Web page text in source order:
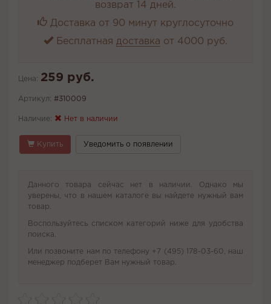
возврат 14 дней.
Доставка от 90 минут круглосуточно
Бесплатная доставка от 4000 руб.
Цена: 259 руб.
Артикул: #310009
Наличие: Нет в наличии
Купить Уведомить о появлении
Данного товара сейчас нет в наличии. Однако мы
уверены, что в нашем каталоге вы найдете нужный вам
товар.
Воспользуйтесь списком категорий ниже для удобства
поиска.
Или позвоните нам по телефону +7 (495) 178-03-60, наш
менеджер подберет Вам нужный товар.